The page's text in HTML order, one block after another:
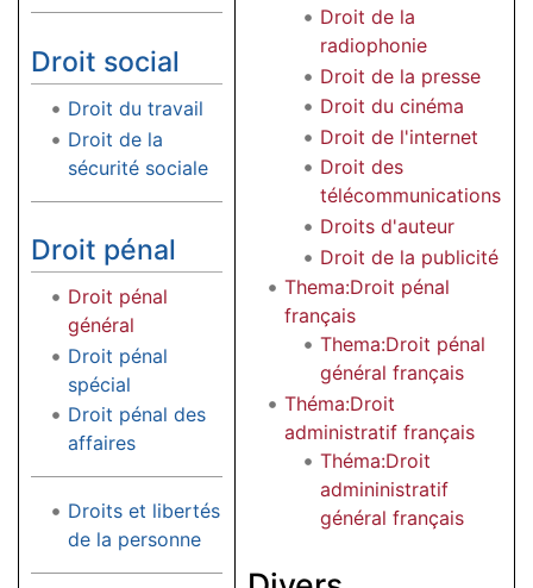
Droit social
Droit du travail
Droit de la
sécurité sociale
Droit pénal
Droit pénal
général
Droit pénal
spécial
Droit pénal des
affaires
Droits et libertés
de la personne
Droit de la
radiophonie
Droit de la presse
Droit du cinéma
Droit de l'internet
Droit des
télécommunications
Droits d'auteur
Droit de la publicité
Thema:Droit pénal
français
Thema:Droit pénal
général français
Théma:Droit
administratif français
Théma:Droit
admininistratif
général français